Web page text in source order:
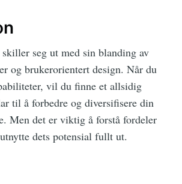
skiller seg ut med sin blanding av
og brukerorientert design. Når du
vil du finne et allsidig
til å forbedre og diversifisere din
Men det er viktig å forstå fordeler
dets potensial fullt ut.